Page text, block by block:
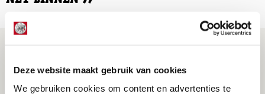
Deze website maakt gebruik van cookies
We gebruiken cookies om content en advertenties te
Drie dingen die je moet weten over PEC
Zwolle - Ajax